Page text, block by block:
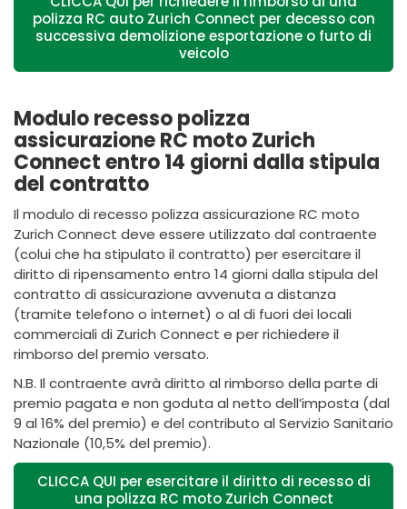
polizza RC auto Zurich Connect per decesso con
successiva demolizione esportazione o furto di
veicolo
Modulo recesso polizza
assicurazione RC moto Zurich
Connect entro 14 giorni dalla stipula
del contratto
Il modulo di recesso polizza assicurazione RC moto
Zurich Connect deve essere utilizzato dal contraente
(colui che ha stipulato il contratto) per esercitare il
diritto di ripensamento entro 14 giorni dalla stipula del
contratto di assicurazione avvenuta a distanza
(tramite telefono o internet) o al di fuori dei locali
commerciali di Zurich Connect e per richiedere il
rimborso del premio versato.
N.B. Il contraente avrà diritto al rimborso della parte di
premio pagata e non goduta al netto dell’imposta (dal
9 al 16% del premio) e del contributo al Servizio Sanitario
Nazionale (10,5% del premio).
CLICCA QUI per esercitare il diritto di recesso di
una polizza RC moto Zurich Connect